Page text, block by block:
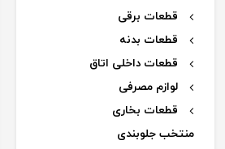
قطعات برقی
قطعات بدنه
قطعات داخلی اتاق
لوازم مصرفی
قطعات بخاری
منتخب جلوبندی